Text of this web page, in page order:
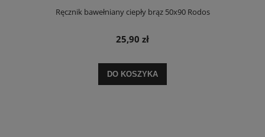
Ręcznik bawełniany ciepły brąz 50x90 Rodos
25,90 zł
DO KOSZYKA